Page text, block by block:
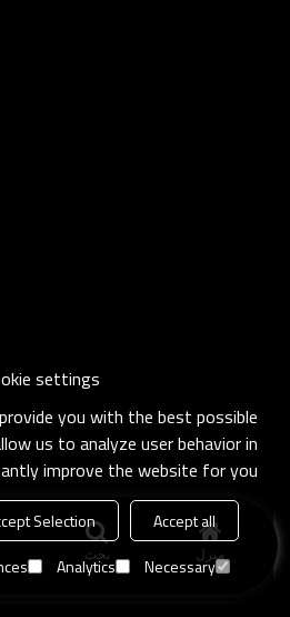
منزل بحث
settings
you with the best possible
us to analyze user behavior in
improve the website for you.
Accept all
Selection
Necessary
Analytics